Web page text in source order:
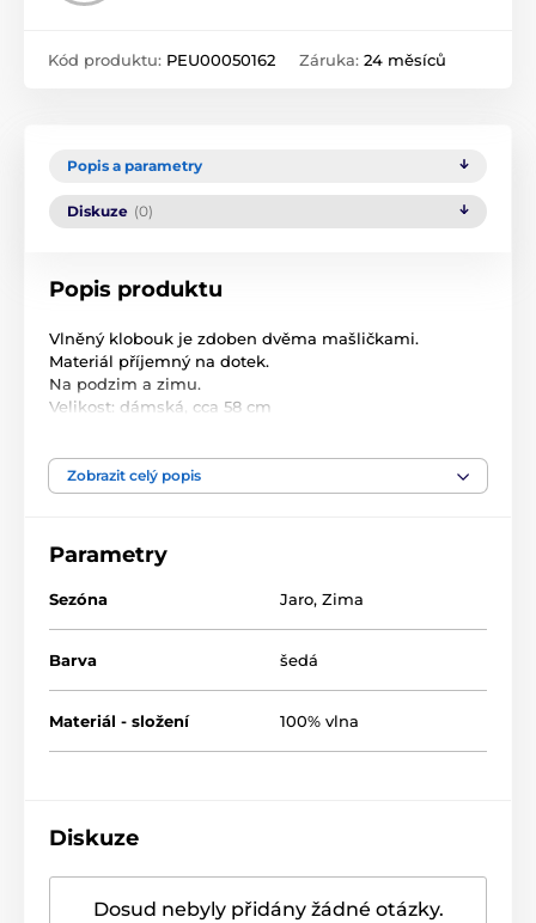
Kód produktu: PEU00050162 Záruka: 24 měsíců
Popis a parametry
Diskuze (0)
Popis produktu
Vlněný klobouk je zdoben dvěma mašličkami.
Materiál příjemný na dotek.
Na podzim a zimu.
Velikost: dámská, cca 58 cm
Velikost: univerzální dámská
Složení: 100% vlna
Produkt je zařazen v kategoriích
Zobrazit celý popis
Parametry
Sezóna Jaro, Zima
Barva šedá
Materiál - složení 100% vlna
Diskuze
Dosud nebyly přidány žádné otázky.